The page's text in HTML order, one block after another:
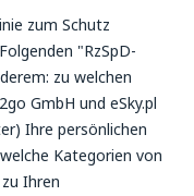
zum Schutz
"RzSpD-
zu welchen
GmbH und eSky.pl
Ihre persönlichen
Kategorien von
Ihren